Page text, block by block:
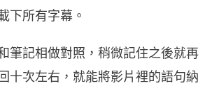
下所有字幕。
筆記相做對照，稍微記住之後就再
十次左右，就能將影片裡的語句納